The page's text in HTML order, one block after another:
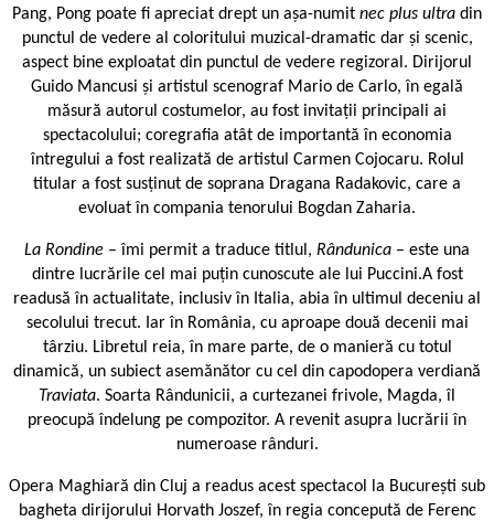
Pang, Pong poate fi apreciat drept un așa-numit nec plus ultra din
punctul de vedere al coloritului muzical-dramatic dar și scenic,
aspect bine exploatat din punctul de vedere regizoral. Dirijorul
Guido Mancusi și artistul scenograf Mario de Carlo, în egală
măsură autorul costumelor, au fost invitații principali ai
spectacolului; coregrafia atât de importantă în economia
întregului a fost realizată de artistul Carmen Cojocaru. Rolul
titular a fost susținut de soprana Dragana Radakovic, care a
evoluat în compania tenorului Bogdan Zaharia.
La Rondine – îmi permit a traduce titlul, Rândunica – este una
dintre lucrările cel mai puțin cunoscute ale lui Puccini.A fost
readusă în actualitate, inclusiv în Italia, abia în ultimul deceniu al
secolului trecut. Iar în România, cu aproape două decenii mai
târziu. Libretul reia, în mare parte, de o manieră cu totul
dinamică, un subiect asemănător cu cel din capodopera verdiană
Traviata. Soarta Rândunicii, a curtezanei frivole, Magda, îl
preocupă îndelung pe compozitor. A revenit asupra lucrării în
numeroase rânduri.
Opera Maghiară din Cluj a readus acest spectacol la București sub
bagheta dirijorului Horvath Joszef, în regia concepută de Ferenc